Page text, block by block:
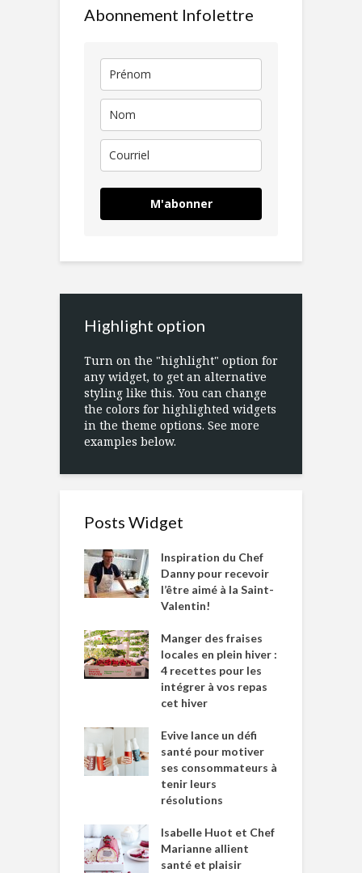
Abonnement Infolettre
M'abonner
Highlight option
Turn on the "highlight" option for
any widget, to get an alternative
styling like this. You can change
the colors for highlighted widgets
in the theme options. See more
examples below.
Posts Widget
Inspiration du Chef
Danny pour recevoir
l’être aimé à la Saint-
Valentin!
Manger des fraises
locales en plein hiver :
4 recettes pour les
intégrer à vos repas
cet hiver
Evive lance un défi
santé pour motiver
ses consommateurs à
tenir leurs
résolutions
Isabelle Huot et Chef
Marianne allient
santé et plaisir